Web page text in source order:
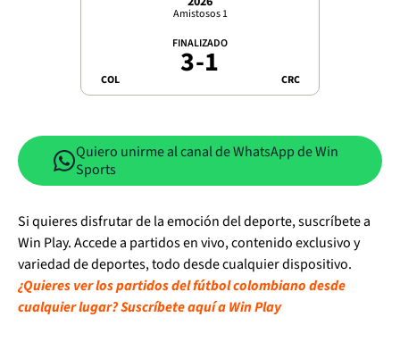
Amistosos 1
COL
FINALIZADO
3-1 CRC
Quiero unirme al canal de WhatsApp de Win
Sports
Si quieres disfrutar de la emoción del deporte, suscríbete a
Win Play. Accede a partidos en vivo, contenido exclusivo y
variedad de deportes, todo desde cualquier dispositivo.
¿Quieres ver los partidos del fútbol colombiano desde
cualquier lugar? Suscríbete aquí a Win Play